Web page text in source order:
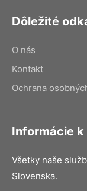
Dôležité
O nás
Kontakt
Ochrana
Informácie k
Všetky naše
Slovenska.